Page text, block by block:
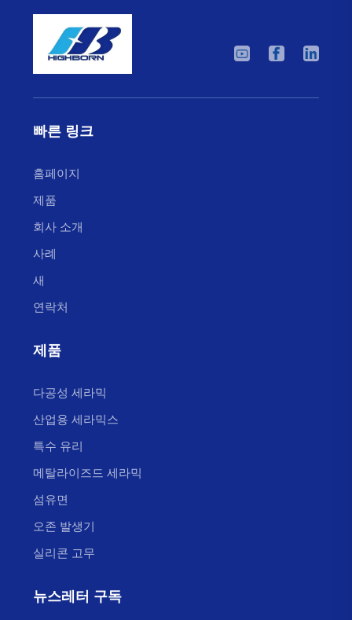
빠른 링크
홈페이지
제품
회사 소개
사례
새
연락처
제품
다공성 세라믹
산업용 세라믹스
특수 유리
메탈라이즈드 세라믹
섬유면
오존 발생기
실리콘 고무
뉴스레터 구독